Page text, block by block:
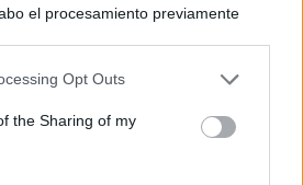
el procesamiento previamente
Tenga en cuenta que algún
usted tiene el derecho de
Sus preferencias se aplicarán
Opt Outs
the Sharing of my